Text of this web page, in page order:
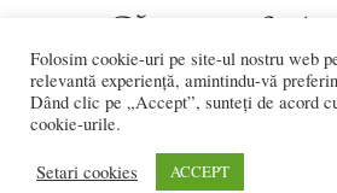
numai cu acordul expres al
2021 Bistrițeanul.ro
Folosim cookie-uri pe site-ul nostru web
relevantă experiență, amintindu-vă
Dând clic pe „Accept”, sunteți de acord
cookie-urile.
Setari cookies ACCEPT